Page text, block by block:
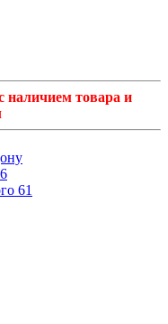
наличием товара и
61